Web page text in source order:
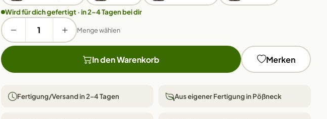
Wird für dich gefertigt · in 2–4 Tagen bei dir
Menge wählen
In den Warenkorb Merken
Fertigung/Versand in 2–4 Tagen Aus eigener Fertigung in Pößneck